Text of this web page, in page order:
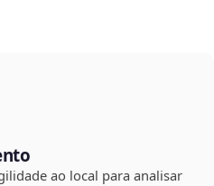
ao local para analisar